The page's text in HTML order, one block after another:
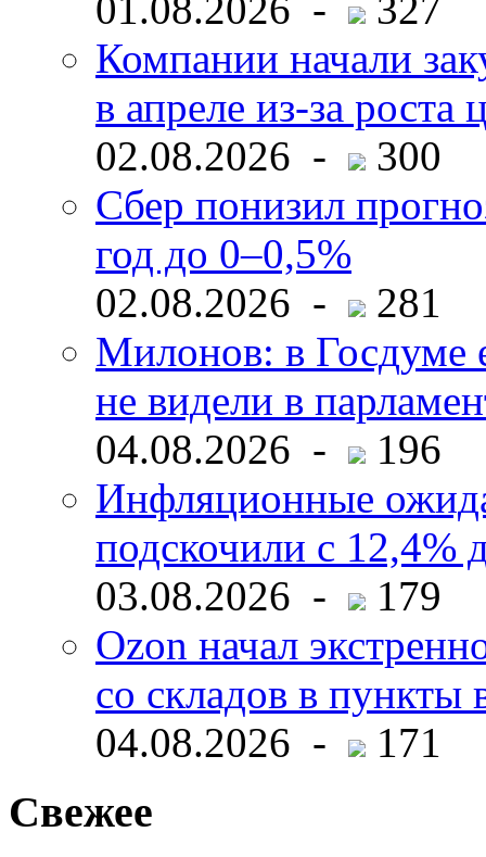
Компании начали
в апреле из-за роста
02.08.2026 -
300
Сбер понизил
год до 0–0,5%
02.08.2026 -
281
Милонов: в Госдуме
не видели в
04.08.2026 -
196
Инфляционные
подскочили с 12,4%
03.08.2026 -
179
Ozon начал
со складов в пункты
04.08.2026 -
171
Свежее